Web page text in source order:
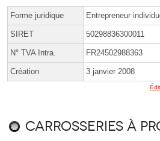
Forme juridique Entrepreneur
SIRET 50298836300011
N° TVA Intra. FR24502988363
Création 3 janvier 2008
Carrosseries à